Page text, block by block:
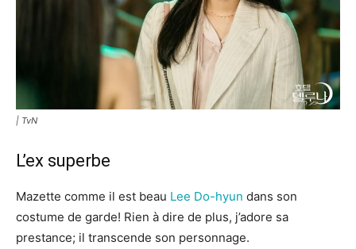
| TvN
L’ex superbe
Mazette comme il est beau Lee Do-hyun dans son
costume de garde! Rien à dire de plus, j’adore sa
prestance; il transcende son personnage.